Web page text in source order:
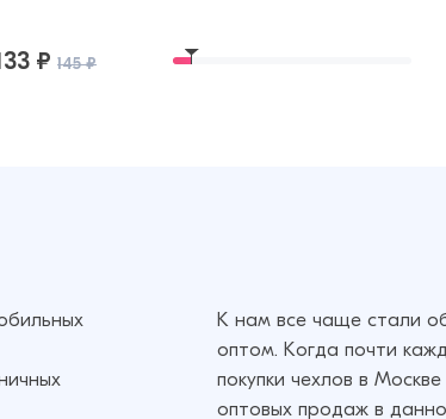
₽ 145 ₽
К нам все чаще стали
оптом. Когда почти
покупки чехлов в
оптовых продаж в